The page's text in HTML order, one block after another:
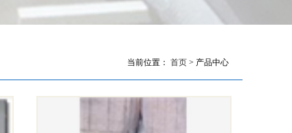
当前位置： 首页 > 产品中心